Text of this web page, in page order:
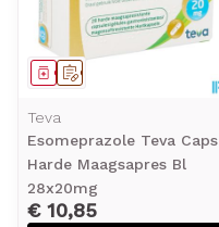
Op voorschrift
Geneesmiddel
Teva
Esomeprazole Teva Caps
Harde Maagsapres Bl
28x20mg
€ 10,85